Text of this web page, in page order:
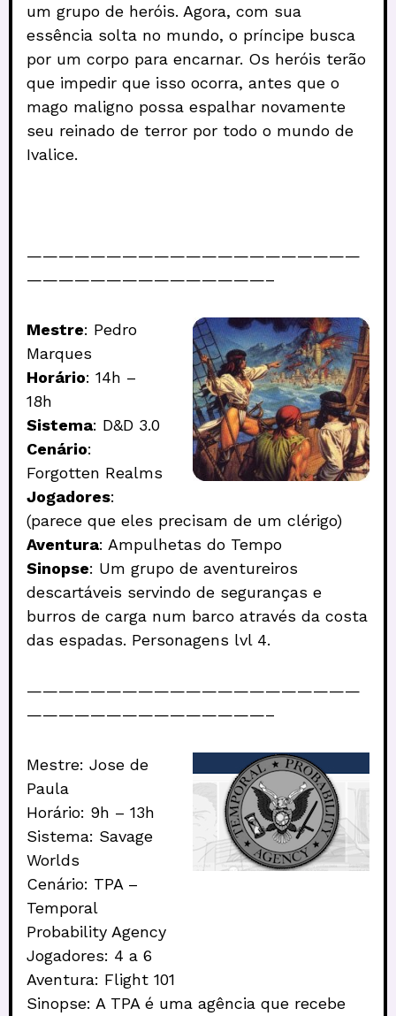
um grupo de heróis. Agora, com sua
essência solta no mundo, o príncipe busca
por um corpo para encarnar. Os heróis terão
que impedir que isso ocorra, antes que o
mago maligno possa espalhar novamente
seu reinado de terror por todo o mundo de
Ivalice.
—————————————————————
———————————————–
Mestre: Pedro
Marques
Horário: 14h –
18h
Sistema: D&D 3.0
Cenário:
Forgotten Realms
Jogadores:
(parece que eles precisam de um clérigo)
Aventura: Ampulhetas do Tempo
Sinopse: Um grupo de aventureiros
descartáveis servindo de seguranças e
burros de carga num barco através da costa
das espadas. Personagens lvl 4.
—————————————————————
———————————————–
Mestre: Jose de
Paula
Horário: 9h – 13h
Sistema: Savage
Worlds
Cenário: TPA –
Temporal
Probability Agency
Jogadores: 4 a 6
Aventura: Flight 101
Sinopse: A TPA é uma agência que recebe